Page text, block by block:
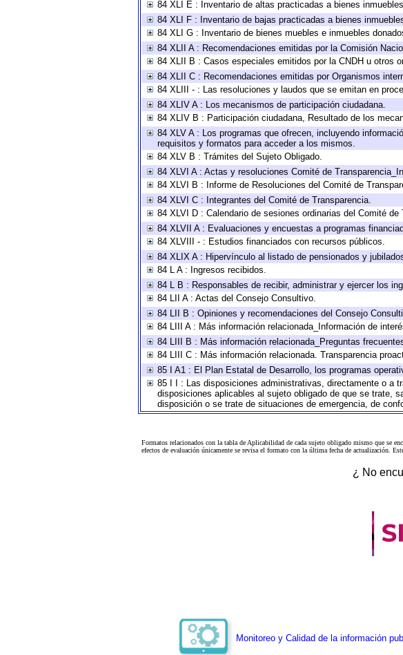
84 XLI E : Inventario de altas practicadas a bienes
84 XLI F : Inventario de bajas practicadas a bienes
84 XLI G : Inventario de bienes muebles e inmuebles
84 XLII A : Recomendaciones emitidas por la Comisión
84 XLII B : Casos especiales emitidos por la CNDH u otros
84 XLII C : Recomendaciones emitidas por Organismos
84 XLIII - : Las resoluciones y laudos que se emitan en
84 XLIV A : Los mecanismos de participación ciudadana.
84 XLIV B : Participación ciudadana, Resultado de los
84 XLV A : Los programas que ofrecen, incluyendo
requisitos y formatos para acceder a los mismos.
84 XLV B : Trámites del Sujeto Obligado.
84 XLVI A : Actas y resoluciones Comité de
84 XLVI B : Informe de Resoluciones del Comité de
84 XLVI C : Integrantes del Comité de Transparencia.
84 XLVI D : Calendario de sesiones ordinarias del Comité de
84 XLVII A : Evaluaciones y encuestas a programas
84 XLVIII - : Estudios financiados con recursos públicos.
84 XLIX A : Hipervínculo al listado de pensionados y
84 L A : Ingresos recibidos.
84 L B : Responsables de recibir, administrar y ejercer los
84 LII A : Actas del Consejo Consultivo.
84 LII B : Opiniones y recomendaciones del Consejo
84 LIII A : Más información relacionada_Información de
84 LIII B : Más información relacionada_Preguntas
84 LIII C : Más información relacionada. Transparencia
85 I A1 : El Plan Estatal de Desarrollo, los programas
85 I I : Las disposiciones administrativas, directamente o a
disposiciones aplicables al sujeto obligado de que se trate,
disposición o se trate de situaciones de emergencia, de
Formatos relacionados con la tabla de Aplicabilidad de cada sujeto obligado mismo que se
efectos de evaluación únicamente se revisa el formato con la última fecha de actualización.
¿ No
Monitoreo y Calidad de la información